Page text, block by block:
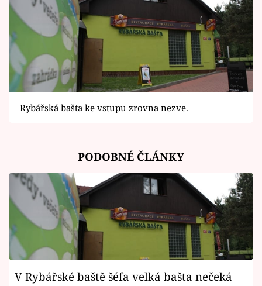
Rybářská bašta ke vstupu zrovna nezve.
PODOBNÉ ČLÁNKY
V Rybářské baště šéfa velká bašta nečeká